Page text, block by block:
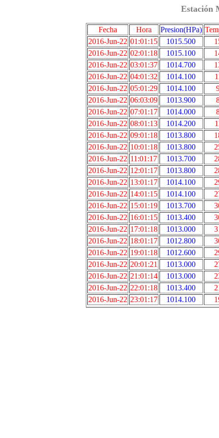
Estación
Fecha Hora Presion(HPa)
2016-Jun-22 01:01:15 1015.500
2016-Jun-22 02:01:18 1015.100
2016-Jun-22 03:01:37 1014.700
2016-Jun-22 04:01:32 1014.100
2016-Jun-22 05:01:29 1014.100
2016-Jun-22 06:03:09 1013.900
2016-Jun-22 07:01:17 1014.000
2016-Jun-22 08:01:13 1014.200
2016-Jun-22 09:01:18 1013.800
2016-Jun-22 10:01:18 1013.800
2016-Jun-22 11:01:17 1013.700
2016-Jun-22 12:01:17 1013.800
2016-Jun-22 13:01:17 1014.100
2016-Jun-22 14:01:15 1014.100
2016-Jun-22 15:01:19 1013.700
2016-Jun-22 16:01:15 1013.400
2016-Jun-22 17:01:18 1013.000
2016-Jun-22 18:01:17 1012.800
2016-Jun-22 19:01:18 1012.600
2016-Jun-22 20:01:21 1013.000
2016-Jun-22 21:01:14 1013.000
2016-Jun-22 22:01:18 1013.400
2016-Jun-22 23:01:17 1014.100